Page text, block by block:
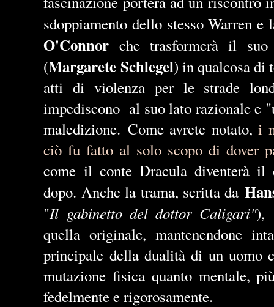
sdoppiamento dello stesso Warren
O'Connor che trasformerà il
(Margarete Schlegel) in qualcosa di
atti di violenza per le strade
impediscono al suo lato razionale e
maledizione. Come avrete notato,i
ciò fu fatto al solo scopo di dover
come il conte Dracula diventerà
dopo. Anche la trama, scritta da
"Il gabinetto del dottor Caligari"),
quella originale, mantenendone
principale della dualità di un uomo
mutazione fisica quanto mentale,
fedelmente e rigorosamente.